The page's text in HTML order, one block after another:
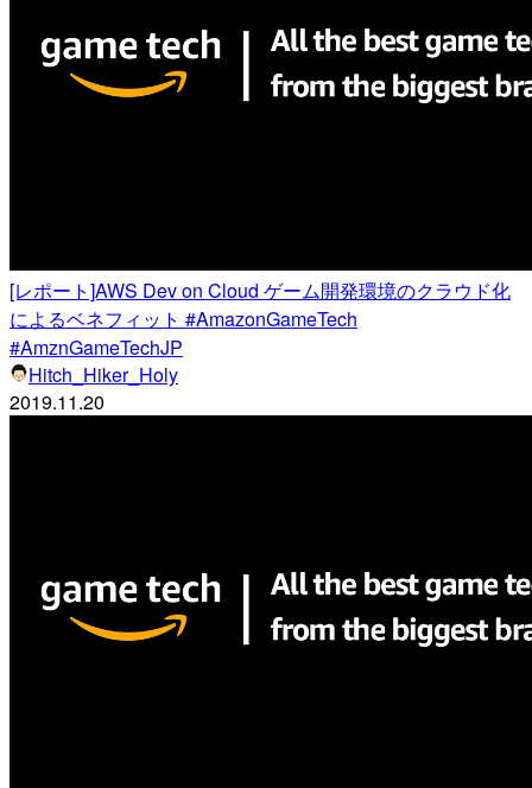
[レポート]AWS Dev on Cloud ゲーム開発環境のクラウド化
によるベネフィット #AmazonGameTech
#AmznGameTechJP
Hitch_Hiker_Holy
2019.11.20